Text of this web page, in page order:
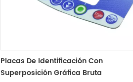
Placas De Identificación Con
Superposición Gráfica Bruta